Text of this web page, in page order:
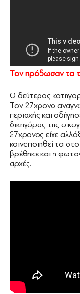
Τον πρόδωσαν τα
Ο δεύτερος
Τον 27χρονο
περιοχής και
δικηγόρος της
27χρονος είχε
κοινοποιηθεί τα
βρέθηκε και η
αρχές.